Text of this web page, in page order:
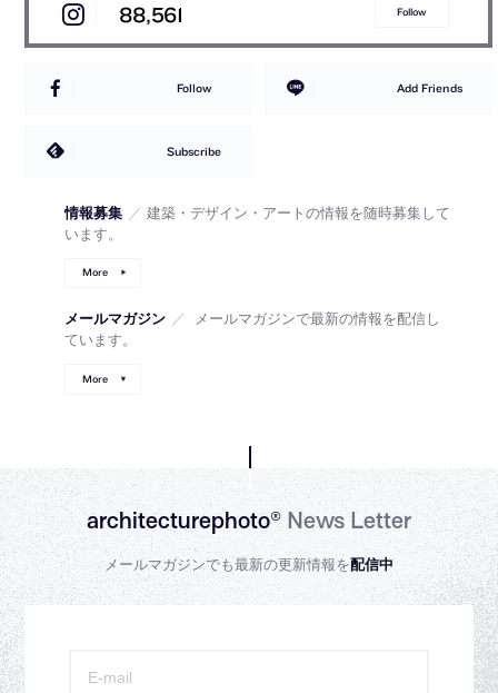
88,561 Follow
Follow Add Friends
Subscribe
情報募集 ／ 建築・デザイン・アートの情報を随時募集して
います。
More
メールマガジン ／
メールマガジンで最新の情報を配信し
ています。
More
architecturephoto®News Letter
メールマガジンでも最新の更新情報を配信中